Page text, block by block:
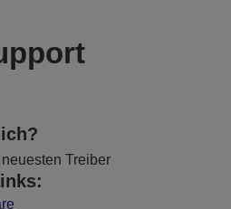
Treiber